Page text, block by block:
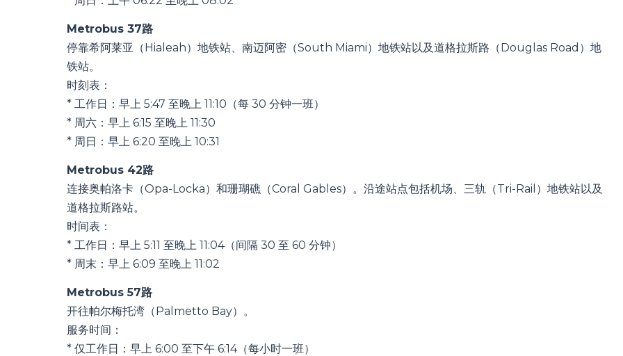
Metrobus 37路
停靠希阿莱亚（Hialeah）地铁站、南迈阿密（South Miami）地铁站以及道格拉斯路（Douglas Road）地
铁站。
时刻表：
* 工作日：早上 5:47 至晚上 11:10（每 30 分钟一班）
* 周六：早上 6:15 至晚上 11:30
* 周日：早上 6:20 至晚上 10:31
Metrobus 42路
连接奥帕洛卡（Opa-Locka）和珊瑚礁（Coral Gables）。沿途站点包括机场、三轨（Tri-Rail）地铁站以及
道格拉斯路站。
时间表：
* 工作日：早上 5:11 至晚上 11:04（间隔 30 至 60 分钟）
* 周末：早上 6:09 至晚上 11:02
Metrobus 57路
开往帕尔梅托湾（Palmetto Bay）。
服务时间：
* 仅工作日：早上 6:00 至下午 6:14（每小时一班）